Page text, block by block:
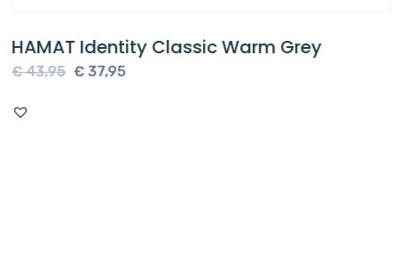
HAMAT Identity Classic Warm Grey
€43,95
Oorspronkelijke
€37,95Huidige